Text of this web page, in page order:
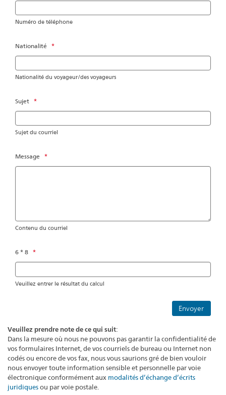
Numéro de téléphone
Nationalité *
Nationalité du voyageur/des voyageurs
Sujet *
Sujet du courriel
Message *
Contenu du courriel
6 * 8 *
Veuillez entrer le résultat du calcul
Veuillez prendre note de ce qui suit:
Dans la mesure où nous ne pouvons pas garantir la confidentialité de
vos formulaires Internet, de vos courriels de bureau ou Internet non
codés ou encore de vos fax, nous vous saurions gré de bien vouloir
nous envoyer toute information sensible et personnelle par voie
électronique conformément aux modalités d’échange d’écrits
juridiquesou par voie postale.